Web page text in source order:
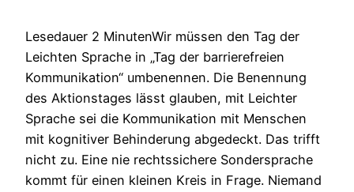
Lesedauer 2 MinutenWir müssen den Tag der
Leichten Sprache in „Tag der barrierefreien
Kommunikation“ umbenennen. Die Benennung
des Aktionstages lässt glauben, mit Leichter
Sprache sei die Kommunikation mit Menschen
mit kognitiver Behinderung abgedeckt. Das trifft
nicht zu. Eine nie rechtssichere Sondersprache
kommt für einen kleinen Kreis in Frage. Niemand